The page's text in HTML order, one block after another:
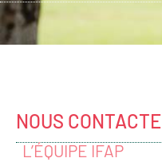
NOUS
L’ÉQUIPE IFAP